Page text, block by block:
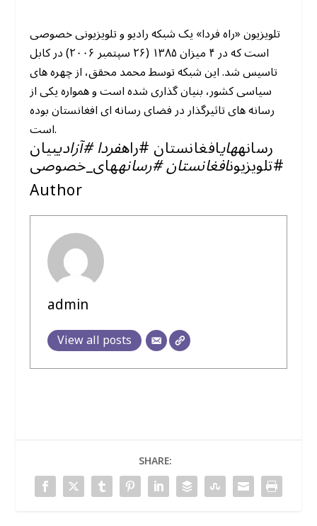
تلویزیون «راه فردا» یک شبکه رادیو و تلویزیونی خصوصی
است که در ۴ میزان ۱۳۸۵ (۲۶ سپتمبر ۲۰۰۶) در کابل
تاسیس شد. این شبکه توسط محمد محقق، از چهره های
سیاسی کشور، بنیان گذاری شده است و همواره یکی از
رسانه های تاثیرگذار در فضای رسانه ای افغانستان بوده
است.
رسانههایافغانستان #راهفردا #آزادیبیان
#تلویزیونافغانستان #رسانههای_خصوصی
Author
admin
View all posts
SHARE: